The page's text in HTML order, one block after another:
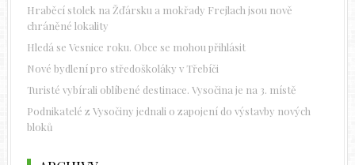
Hraběcí stolek na Žďársku a mokřady Frejlach jsou nově
chráněné lokality
Hledá se Vesnice roku. Obce se mohou přihlásit
Nové bydlení pro středoškoláky v Třebíči
Turisté vybírali oblíbené destinace. Vysočina je na 3. místě
Podnikatelé z Vysočiny jednali o zapojení do výstavby nových
bloků